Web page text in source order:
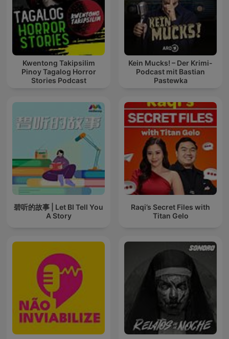
Kwentong Takipsilim
Pinoy Tagalog Horror
Stories Podcast
Kein Mucks! – Der Krimi-
Podcast mit Bastian
Pastewka
碧听的故事 | Let BI Tell You
A Story
Raqi’s Secret Files with
Titan Gelo